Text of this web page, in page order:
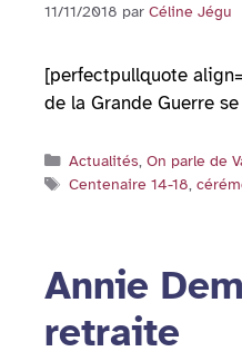
11/11/2018 par Céline Jégu
[perfectpullquote
de la Grande Guerre
Catégories
Actualités, On parle de
Étiquettes
Centenaire 14-18,
Annie
retraite